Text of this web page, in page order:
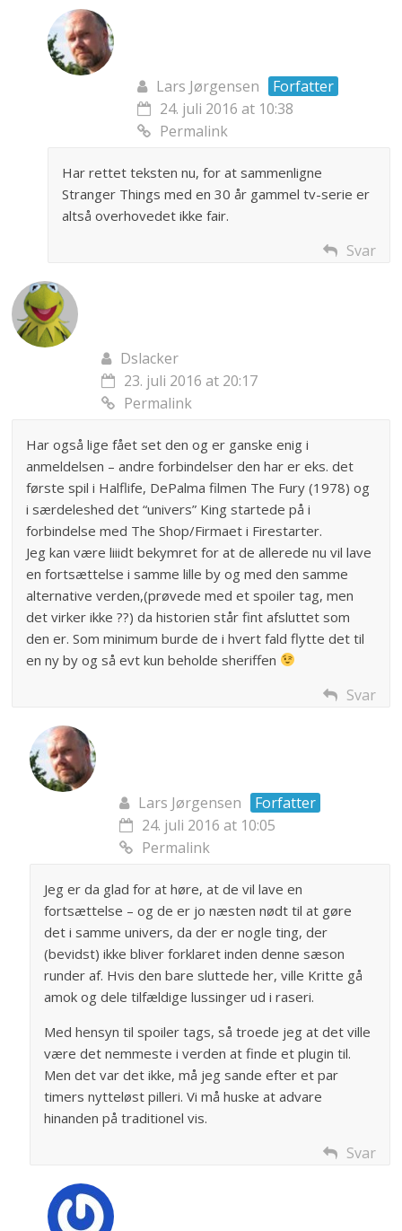
Lars Jørgensen
Forfatter
24. juli 2016 at 10:38
Permalink
Har rettet teksten nu, for at sammenligne
Stranger Things med en 30 år gammel tv-serie er
altså overhovedet ikke fair.
Svar
Dslacker
23. juli 2016 at 20:17
Permalink
Har også lige fået set den og er ganske enig i
anmeldelsen – andre forbindelser den har er eks. det
første spil i Halflife, DePalma filmen The Fury (1978) og
i særdeleshed det “univers” King startede på i
forbindelse med The Shop/Firmaet i Firestarter.
Jeg kan være liiidt bekymret for at de allerede nu vil lave
en fortsættelse i samme lille by og med den samme
alternative verden,(prøvede med et spoiler tag, men
det virker ikke ??) da historien står fint afsluttet som
den er. Som minimum burde de i hvert fald flytte det til
en ny by og så evt kun beholde sheriffen
Svar
Lars Jørgensen
Forfatter
24. juli 2016 at 10:05
Permalink
Jeg er da glad for at høre, at de vil lave en
fortsættelse – og de er jo næsten nødt til at gøre
det i samme univers, da der er nogle ting, der
(bevidst) ikke bliver forklaret inden denne sæson
runder af. Hvis den bare sluttede her, ville Kritte gå
amok og dele tilfældige lussinger ud i raseri.
Med hensyn til spoiler tags, så troede jeg at det ville
være det nemmeste i verden at finde et plugin til.
Men det var det ikke, må jeg sande efter et par
timers nytteløst pilleri. Vi må huske at advare
hinanden på traditionel vis.
Svar